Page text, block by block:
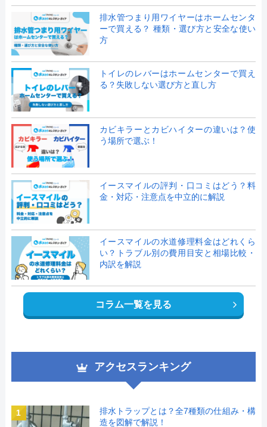
排水管つまり用ワイヤーはホームセンタ
ーで買える？ 種類・選び方と安全な使い
方
トイレのレバーはホームセンターで買え
る？失敗しない選び方と直し方
カビキラーとカビハイターの違いは？使
う場所で選ぶ！
イースマイルの評判・口コミはどう？料
金・対応・注意点を中立的に解説
イースマイルの水道修理料金はどれくら
い？トラブル別の費用目安と相場比較・
内訳を解説
コラム一覧を見る
アクセスランキング
1
排水トラップとは？全7種類の仕組み・構
造を図解で解説！